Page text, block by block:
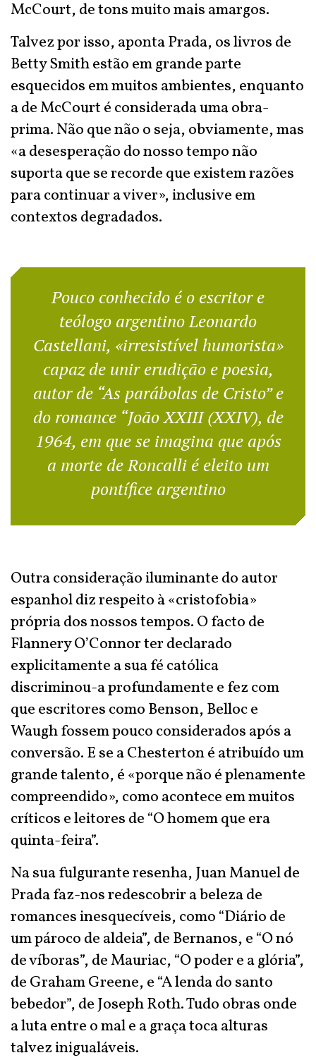
McCourt, de tons muito mais amargos.
Talvez por isso, aponta Prada, os livros de
Betty Smith estão em grande parte
esquecidos em muitos ambientes, enquanto
a de McCourt é considerada uma obra-
prima. Não que não o seja, obviamente, mas
«a desesperação do nosso tempo não
suporta que se recorde que existem razões
para continuar a viver», inclusive em
contextos degradados.
Pouco conhecido é o escritor e
teólogo argentino Leonardo
Castellani, «irresistível humorista»
capaz de unir erudição e poesia,
autor de “As parábolas de Cristo” e
do romance “João XXIII (XXIV), de
1964, em que se imagina que após
a morte de Roncalli é eleito um
pontífice argentino
Outra consideração iluminante do autor
espanhol diz respeito à «cristofobia»
própria dos nossos tempos. O facto de
Flannery O’Connor ter declarado
explicitamente a sua fé católica
discriminou-a profundamente e fez com
que escritores como Benson, Belloc e
Waugh fossem pouco considerados após a
conversão. E se a Chesterton é atribuído um
grande talento, é «porque não é plenamente
compreendido», como acontece em muitos
críticos e leitores de “O homem que era
quinta-feira”.
Na sua fulgurante resenha, Juan Manuel de
Prada faz-nos redescobrir a beleza de
romances inesquecíveis, como “Diário de
um pároco de aldeia”, de Bernanos, e “O nó
de víboras”, de Mauriac, “O poder e a glória”,
de Graham Greene, e “A lenda do santo
bebedor”, de Joseph Roth. Tudo obras onde
a luta entre o mal e a graça toca alturas
talvez inigualáveis.